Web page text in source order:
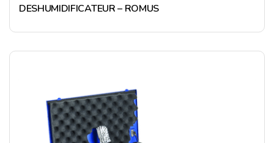
DESHUMIDIFICATEUR – ROMUS